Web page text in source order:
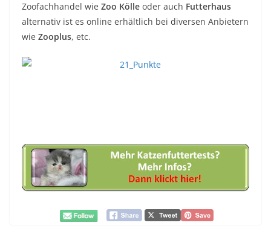
Zoofachhandel wie Zoo Kölle oder auch Futterhaus
alternativ ist es online erhältlich bei diversen Anbietern
wie Zooplus, etc.